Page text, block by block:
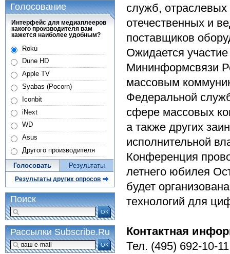
служб, отраслевых
отечественных и
поставщиков
Ожидается
Мининформсвязи
массовым
Федеральной
сфере массовых
а также других
исполнительной
Конференция
летнего юбилея
будет
технологий для
Контактная
Тел. (495) 692-10-
Голосование
Интерфейс для медиаплееров
какого производителя вам
кажется наиболее удобным?
Roku
Dune HD
Apple TV
Syabas (Pocorn)
Iconbit
iNext
WD
Asus
Другого производителя
Голосовать Результаты
Результаты других опросов
Поиск
ОК
Рассылки Subscribe.Ru
ОК